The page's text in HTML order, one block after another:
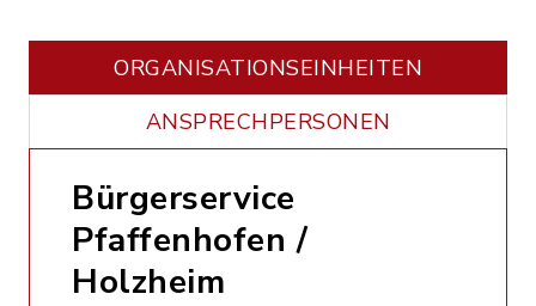
ORGANISATIONS­EINHEITEN
ANSPRECHPERSONEN
Bürgerservice
Pfaffenhofen /
Holzheim